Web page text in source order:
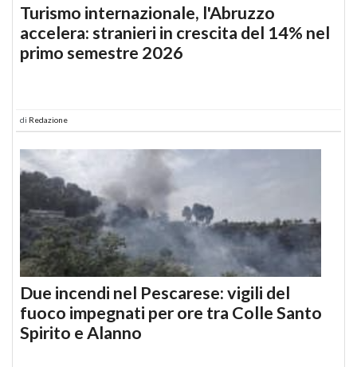
Turismo internazionale, l'Abruzzo
accelera: stranieri in crescita del 14% nel
primo semestre 2026
di Redazione
Due incendi nel Pescarese: vigili del
fuoco impegnati per ore tra Colle Santo
Spirito e Alanno